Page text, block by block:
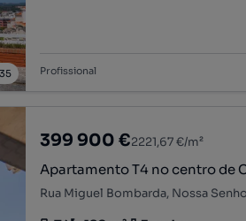
35 Profissional
399 900 €2221,67 €/m²
Apartamento T4 no centro de